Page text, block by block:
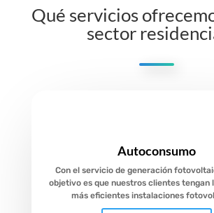
Qué servicios
sector
Autoconsumo
Con el servicio de generación
objetivo es que nuestros clientes tengan
más eficientes instalaciones